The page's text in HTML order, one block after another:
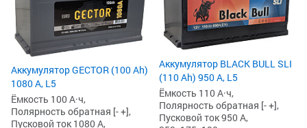
Аккумулятор GECTOR (100 Ah)
1080 А, L5
Ёмкость 100 А·ч,
Полярность обратная [- +],
Пусковой ток 1080 А,
Аккумулятор BLACK BULL SLI
(110 Ah) 950 А, L5
Ёмкость 110 А·ч,
Полярность обратная [- +],
Пусковой ток 950 А,